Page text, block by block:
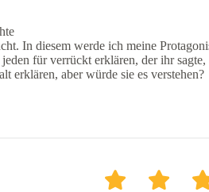
In diesem werde ich meine
für verrückt erklären, der ihr
erklären, aber würde sie es verstehen?